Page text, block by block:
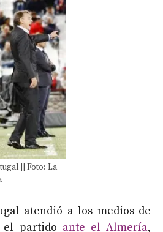
|| Foto: La
atendió a los medios de
el partido ante el Almería,